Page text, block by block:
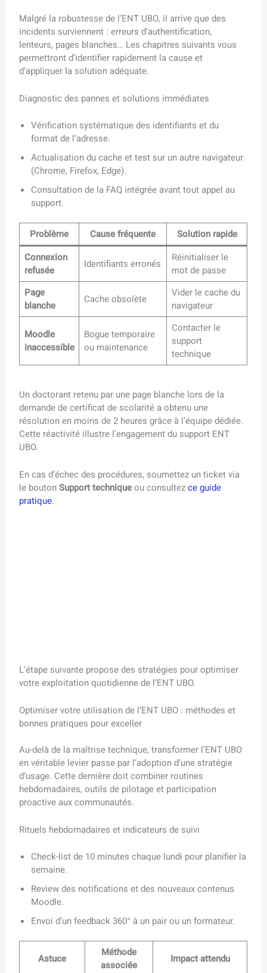
Malgré la robustesse de l’ENT UBO, il arrive que des
incidents surviennent : erreurs d’authentification,
lenteurs, pages blanches… Les chapitres suivants vous
permettront d’identifier rapidement la cause et
d’appliquer la solution adéquate.
Diagnostic des pannes et solutions immédiates
Vérification systématique des identifiants et du
format de l’adresse.
Actualisation du cache et test sur un autre navigateur
(Chrome, Firefox, Edge).
Consultation de la FAQ intégrée avant tout appel au
support.
Problème Cause fréquente
Solution rapide
Connexion
refusée
Identifiants erronés
Réinitialiser le
mot de passe
Page
blanche
Cache obsolète
Vider le cache du
navigateur
Moodle
inaccessible
Bogue temporaire
ou maintenance
Contacter le
support
technique
Un doctorant retenu par une page blanche lors de la
demande de certificat de scolarité a obtenu une
résolution en moins de 2 heures grâce à l’équipe dédiée.
Cette réactivité illustre l’engagement du support ENT
UBO.
En cas d’échec des procédures, soumettez un ticket via
le boutonSupport techniqueou consultezce guide
pratique.
L’étape suivante propose des stratégies pour optimiser
votre exploitation quotidienne de l’ENT UBO.
Optimiser votre utilisation de l’ENT UBO : méthodes et
bonnes pratiques pour exceller
Au-delà de la maîtrise technique, transformer l’ENT UBO
en véritable levier passe par l’adoption d’une stratégie
d’usage. Cette dernière doit combiner routines
hebdomadaires, outils de pilotage et participation
proactive aux communautés.
Rituels hebdomadaires et indicateurs de suivi
Check-list de 10 minutes chaque lundi pour planifier la
semaine.
Review des notifications et des nouveaux contenus
Moodle.
Envoi d’un feedback 360° à un pair ou un formateur.
Astuce
Méthode
associée
Impact attendu